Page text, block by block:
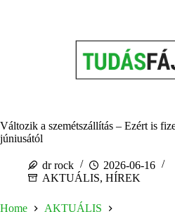
Változik a szemétszállítás – Ezért is
júniusától
dr rock
2026-06-16
AKTUÁLIS, HÍREK
Home
AKTUÁLIS